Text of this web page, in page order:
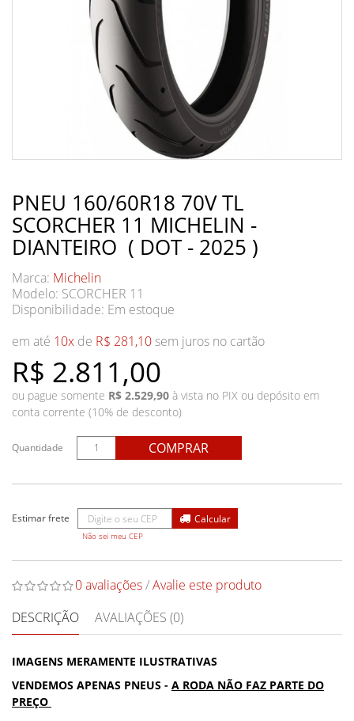
PNEU 160/60R18 70V TL
SCORCHER 11 MICHELIN -
DIANTEIRO ( DOT - 2025 )
Marca: Michelin
Modelo: SCORCHER 11
Disponibilidade: Em estoque
R$ 2.811,00
em até 10x de R$ 281,10 sem juros no cartão
ou pague somente R$ 2.529,90 à vista no PIX ou depósito em
conta corrente (10% de desconto)
Quantidade COMPRAR
Não sei meu CEP
0 avaliações/Avalie este produto
DESCRIÇÃO
AVALIAÇÕES (0)
IMAGENS MERAMENTE ILUSTRATIVAS
VENDEMOS APENAS PNEUS - A RODA NÃO FAZ PARTE DO
PREÇO